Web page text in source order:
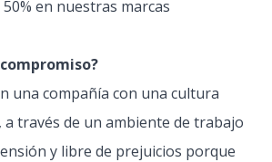
en nuestras marcas
una compañía con una cultura
a través de un ambiente de trabajo
y libre de prejuicios porque